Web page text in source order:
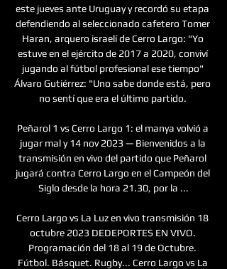
este jueves ante Uruguay y recordó su etapa
defendiendo al seleccionado cafetero Tomer
Haran, arquero israelí de Cerro Largo: "Yo
estuve en el ejército de 2017 a 2020, conviví
jugando al fútbol profesional ese tiempo"
Álvaro Gutiérrez: "Uno sabe donde está, pero
no sentí que era el último partido.
Peñarol 1 vs Cerro Largo 1: el manya volvió a
jugar mal y 14 nov 2023 — Bienvenidos a la
transmisión en vivo del partido que Peñarol
jugará contra Cerro Largo en el Campeón del
Siglo desde la hora 21.30, por la ...
Cerro Largo vs La Luz en vivo transmisión 18
octubre 2023 DEDEPORTES EN VIVO.
Programación del 18 al 19 de Octubre.
Fútbol. Básquet. Rugby... Cerro Largo vs La